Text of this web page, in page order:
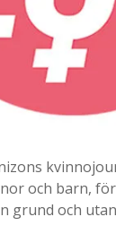
och barn,
grund och